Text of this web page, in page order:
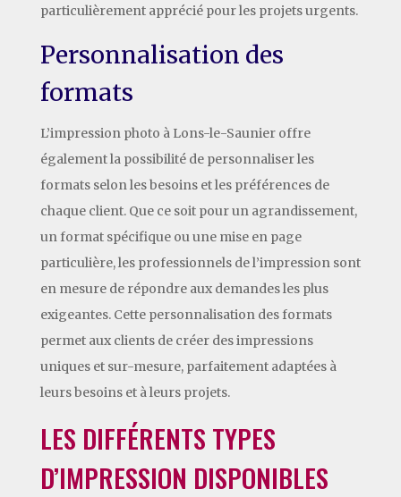
particulièrement apprécié pour les projets urgents.
Personnalisation des
formats
L’impression photo à Lons-le-Saunier offre
également la possibilité de personnaliser les
formats selon les besoins et les préférences de
chaque client. Que ce soit pour un agrandissement,
un format spécifique ou une mise en page
particulière, les professionnels de l’impression sont
en mesure de répondre aux demandes les plus
exigeantes. Cette personnalisation des formats
permet aux clients de créer des impressions
uniques et sur-mesure, parfaitement adaptées à
leurs besoins et à leurs projets.
LES DIFFÉRENTS TYPES
D’IMPRESSION DISPONIBLES